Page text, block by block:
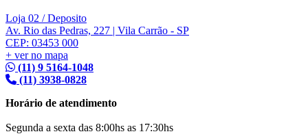
Loja 02 / Deposito
Av. Rio das Pedras, 227 | Vila Carrão - SP
CEP: 03453 000
+ ver no mapa
(11) 9 5164-1048
(11) 3938-0828
Horário de atendimento
Segunda a sexta das 8:00hs as 17:30hs